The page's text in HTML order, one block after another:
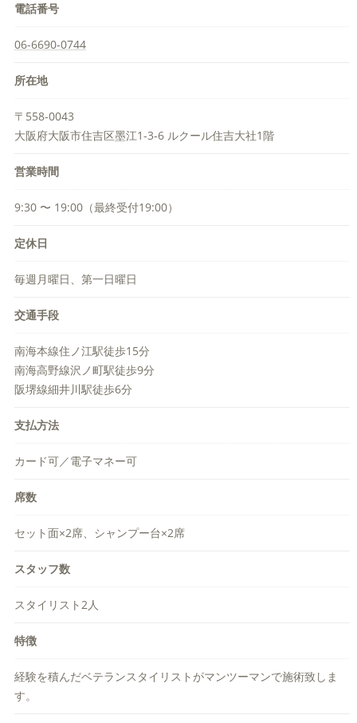
電話番号
06-6690-0744
所在地
〒558-0043
大阪府大阪市住吉区墨江1-3-6 ルクール住吉大社1階
営業時間
9:30 〜 19:00（最終受付19:00）
定休日
毎週月曜日、第一日曜日
交通手段
南海本線住ノ江駅徒歩15分
南海高野線沢ノ町駅徒歩9分
阪堺線細井川駅徒歩6分
支払方法
カード可／電子マネー可
席数
セット面×2席、シャンプー台×2席
スタッフ数
スタイリスト2人
特徴
経験を積んだベテランスタイリストがマンツーマンで施術致しま
す。